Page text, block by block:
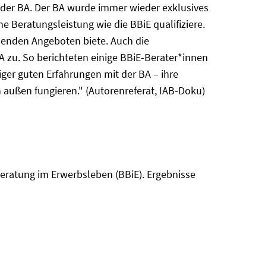
BA. Der BA wurde immer wieder exklusives
Beratungsleistung wie die BBiE qualifiziere.
Angeboten biete. Auch die
zu. So berichteten einige BBiE-Berater*innen
guten Erfahrungen mit der BA – ihre
fungieren." (Autorenreferat, IAB-Doku)
im Erwerbsleben (BBiE). Ergebnisse